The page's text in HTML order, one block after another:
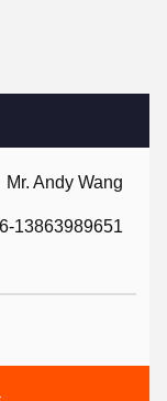
Mr. Andy Wang
13863989651